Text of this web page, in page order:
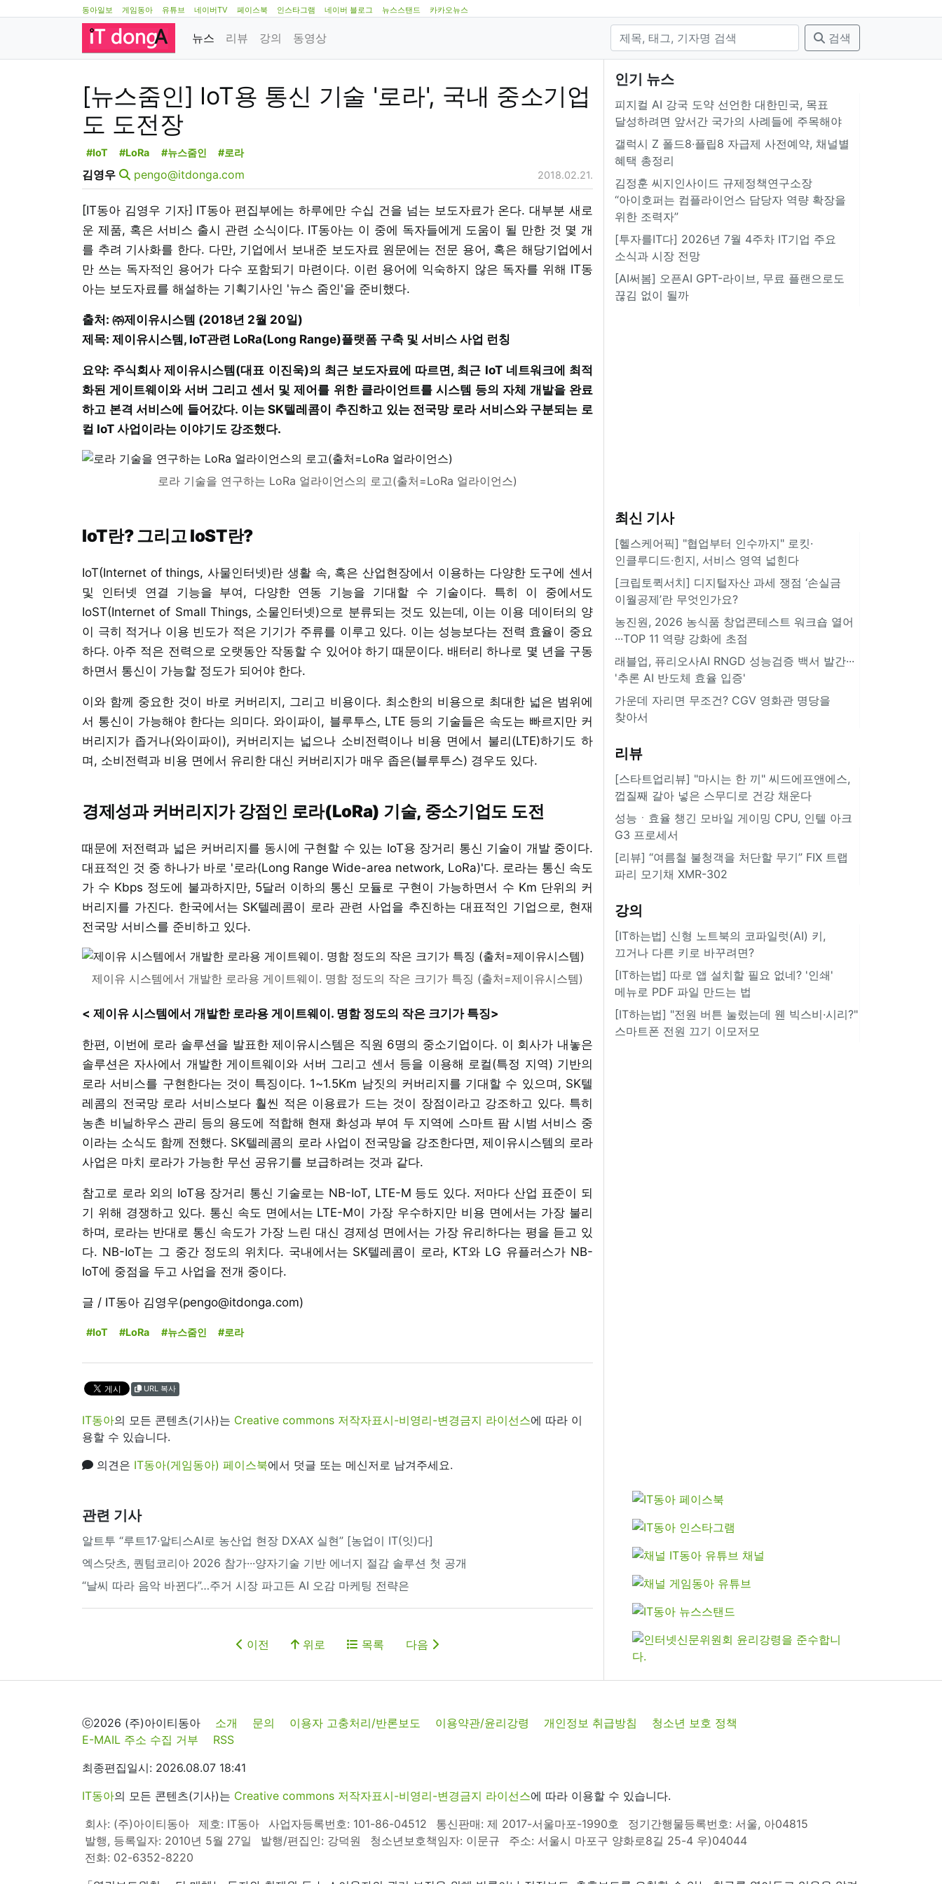
동아일보 게임동아 유튜브 네이버TV 페이스북 인스타그램 네이버 블로그 뉴스스탠드 카카오뉴스
뉴스 리뷰 강의 동영상 검색
[뉴스줌인] IoT용 통신 기술 '로라', 국내 중소기업
도 도전장
#IoT #LoRa #뉴스줌인 #로라
김영우 pengo@itdonga.com 2018.02.21.
[IT동아 김영우 기자] IT동아 편집부에는 하루에만 수십 건을 넘는 보도자료가 온다. 대부분 새로
운 제품, 혹은 서비스 출시 관련 소식이다. IT동아는 이 중에 독자들에게 도움이 될 만한 것 몇 개
를 추려 기사화를 한다. 다만, 기업에서 보내준 보도자료 원문에는 전문 용어, 혹은 해당기업에서
만 쓰는 독자적인 용어가 다수 포함되기 마련이다. 이런 용어에 익숙하지 않은 독자를 위해 IT동
아는 보도자료를 해설하는 기획기사인 '뉴스 줌인'을 준비했다.
출처: ㈜제이유시스템 (2018년 2월 20일)
제목: 제이유시스템, IoT관련 LoRa(Long Range)플랫폼 구축 및 서비스 사업 런칭
요약: 주식회사 제이유시스템(대표 이진욱)의 최근 보도자료에 따르면, 최근 IoT 네트워크에 최적
화된 게이트웨이와 서버 그리고 센서 및 제어를 위한 클라이언트를 시스템 등의 자체 개발을 완료
하고 본격 서비스에 들어갔다. 이는 SK텔레콤이 추진하고 있는 전국망 로라 서비스와 구분되는 로
컬 IoT 사업이라는 이야기도 강조했다.
로라 기술을 연구하는 LoRa 얼라이언스의 로고(출처=LoRa 얼라이언스)
IoT란? 그리고 IoST란?
IoT(Internet of things, 사물인터넷)란 생활 속, 혹은 산업현장에서 이용하는 다양한 도구에 센서
및 인터넷 연결 기능을 부여, 다양한 연동 기능을 기대할 수 기술이다. 특히 이 중에서도
IoST(Internet of Small Things, 소물인터넷)으로 분류되는 것도 있는데, 이는 이용 데이터의 양
이 극히 적거나 이용 빈도가 적은 기기가 주류를 이루고 있다. 이는 성능보다는 전력 효율이 중요
하다. 아주 적은 전력으로 오랫동안 작동할 수 있어야 하기 때문이다. 배터리 하나로 몇 년을 구동
하면서 통신이 가능할 정도가 되어야 한다.
이와 함께 중요한 것이 바로 커버리지, 그리고 비용이다. 최소한의 비용으로 최대한 넓은 범위에
서 통신이 가능해야 한다는 의미다. 와이파이, 블루투스, LTE 등의 기술들은 속도는 빠르지만 커
버리지가 좁거나(와이파이), 커버리지는 넓으나 소비전력이나 비용 면에서 불리(LTE)하기도 하
며, 소비전력과 비용 면에서 유리한 대신 커버리지가 매우 좁은(블루투스) 경우도 있다.
경제성과 커버리지가 강점인 로라(LoRa) 기술, 중소기업도 도전
때문에 저전력과 넓은 커버리지를 동시에 구현할 수 있는 IoT용 장거리 통신 기술이 개발 중이다.
대표적인 것 중 하나가 바로 '로라(Long Range Wide-area network, LoRa)'다. 로라는 통신 속도
가 수 Kbps 정도에 불과하지만, 5달러 이하의 통신 모듈로 구현이 가능하면서 수 Km 단위의 커
버리지를 가진다. 한국에서는 SK텔레콤이 로라 관련 사업을 추진하는 대표적인 기업으로, 현재
전국망 서비스를 준비하고 있다.
제이유 시스템에서 개발한 로라용 게이트웨이. 명함 정도의 작은 크기가 특징 (출처=제이유시스템)
< 제이유 시스템에서 개발한 로라용 게이트웨이. 명함 정도의 작은 크기가 특징>
한편, 이번에 로라 솔루션을 발표한 제이유시스템은 직원 6명의 중소기업이다. 이 회사가 내놓은
솔루션은 자사에서 개발한 게이트웨이와 서버 그리고 센서 등을 이용해 로컬(특정 지역) 기반의
로라 서비스를 구현한다는 것이 특징이다. 1~1.5Km 남짓의 커버리지를 기대할 수 있으며, SK텔
레콤의 전국망 로라 서비스보다 훨씬 적은 이용료가 드는 것이 장점이라고 강조하고 있다. 특히
농촌 비닐하우스 관리 등의 용도에 적합해 현재 화성과 부여 두 지역에 스마트 팜 시범 서비스 중
이라는 소식도 함께 전했다. SK텔레콤의 로라 사업이 전국망을 강조한다면, 제이유시스템의 로라
사업은 마치 로라가 가능한 무선 공유기를 보급하려는 것과 같다.
참고로 로라 외의 IoT용 장거리 통신 기술로는 NB-IoT, LTE-M 등도 있다. 저마다 산업 표준이 되
기 위해 경쟁하고 있다. 통신 속도 면에서는 LTE-M이 가장 우수하지만 비용 면에서는 가장 불리
하며, 로라는 반대로 통신 속도가 가장 느린 대신 경제성 면에서는 가장 유리하다는 평을 듣고 있
다. NB-IoT는 그 중간 정도의 위치다. 국내에서는 SK텔레콤이 로라, KT와 LG 유플러스가 NB-
IoT에 중점을 두고 사업을 전개 중이다.
글 / IT동아 김영우(pengo@itdonga.com)
#IoT #LoRa #뉴스줌인 #로라
URL 복사
IT동아의 모든 콘텐츠(기사)는 Creative commons 저작자표시-비영리-변경금지 라이선스에 따라 이
용할 수 있습니다.
의견은 IT동아(게임동아) 페이스북에서 덧글 또는 메신저로 남겨주세요.
관련 기사
알트투 “루트17·알티스AI로 농산업 현장 DX·AX 실현” [농업이 IT(잇)다]
엑스닷츠, 퀀텀코리아 2026 참가···양자기술 기반 에너지 절감 솔루션 첫 공개
“날씨 따라 음악 바뀐다”…주거 시장 파고든 AI 오감 마케팅 전략은
이전 위로 목록 다음
인기 뉴스
피지컬 AI 강국 도약 선언한 대한민국, 목표
달성하려면 앞서간 국가의 사례들에 주목해야
갤럭시 Z 폴드8·플립8 자급제 사전예약, 채널별
혜택 총정리
김정훈 씨지인사이드 규제정책연구소장
“아이호퍼는 컴플라이언스 담당자 역량 확장을
위한 조력자”
[투자를IT다] 2026년 7월 4주차 IT기업 주요
소식과 시장 전망
[AI써봄] 오픈AI GPT-라이브, 무료 플랜으로도
끊김 없이 될까
최신 기사
[헬스케어픽] "협업부터 인수까지" 로킷·
인클루디드·힌지, 서비스 영역 넓힌다
[크립토퀵서치] 디지털자산 과세 쟁점 ‘손실금
이월공제’란 무엇인가요?
농진원, 2026 농식품 창업콘테스트 워크숍 열어
···TOP 11 역량 강화에 초점
래블업, 퓨리오사AI RNGD 성능검증 백서 발간···
'추론 AI 반도체 효율 입증'
가운데 자리면 무조건? CGV 영화관 명당을
찾아서
리뷰
[스타트업리뷰] "마시는 한 끼" 씨드에프앤에스,
껍질째 갈아 넣은 스무디로 건강 채운다
성능ㆍ효율 챙긴 모바일 게이밍 CPU, 인텔 아크
G3 프로세서
[리뷰] “여름철 불청객을 처단할 무기” FIX 트랩
파리 모기채 XMR-302
강의
[IT하는법] 신형 노트북의 코파일럿(AI) 키,
끄거나 다른 키로 바꾸려면?
[IT하는법] 따로 앱 설치할 필요 없네? '인쇄'
메뉴로 PDF 파일 만드는 법
[IT하는법] "전원 버튼 눌렀는데 웬 빅스비·시리?"
스마트폰 전원 끄기 이모저모
ⓒ2026 (주)아이티동아 소개 문의 이용자 고충처리/반론보도 이용약관/윤리강령 개인정보 취급방침
청소년 보호 정책
E-MAIL 주소 수집 거부
RSS
최종편집일시: 2026.08.07 18:41
IT동아의 모든 콘텐츠(기사)는 Creative commons 저작자표시-비영리-변경금지 라이선스에 따라 이용할 수 있습니다.
회사: (주)아이티동아
제호: IT동아 사업자등록번호: 101-86-04512 통신판매: 제 2017-서울마포-1990호
정기간행물등록번호: 서울, 아04815
발행, 등록일자: 2010년 5월 27일
발행/편집인: 강덕원 청소년보호책임자: 이문규
주소: 서울시 마포구 양화로8길 25-4 우)04044
전화: 02-6352-8220